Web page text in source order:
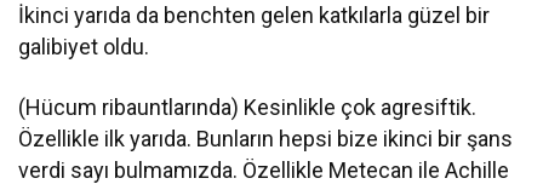
İkinci yarıda da benchten gelen katkılarla güzel bir
galibiyet oldu.
(Hücum ribauntlarında) Kesinlikle çok agresiftik.
Özellikle ilk yarıda. Bunların hepsi bize ikinci bir şans
verdi sayı bulmamızda. Özellikle Metecan ile Achille